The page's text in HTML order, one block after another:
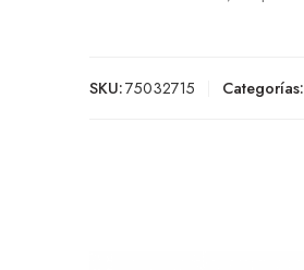
SKU:75032715 Categorías: